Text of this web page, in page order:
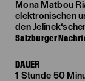
Mona Matbou
elektronischen
den
Salzburger
DAUER
1 Stunde 50